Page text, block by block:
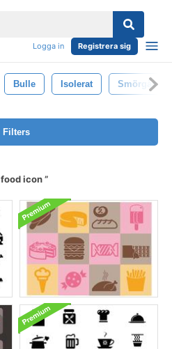
Logga in Registrera sig
Bulle Isolerat Smörgås
Filters
food icon